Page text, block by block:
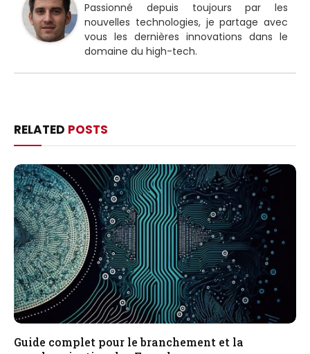
Passionné depuis toujours par les
nouvelles technologies, je partage avec
vous les dernières innovations dans le
domaine du high-tech.
RELATED POSTS
Guide complet pour le branchement et la